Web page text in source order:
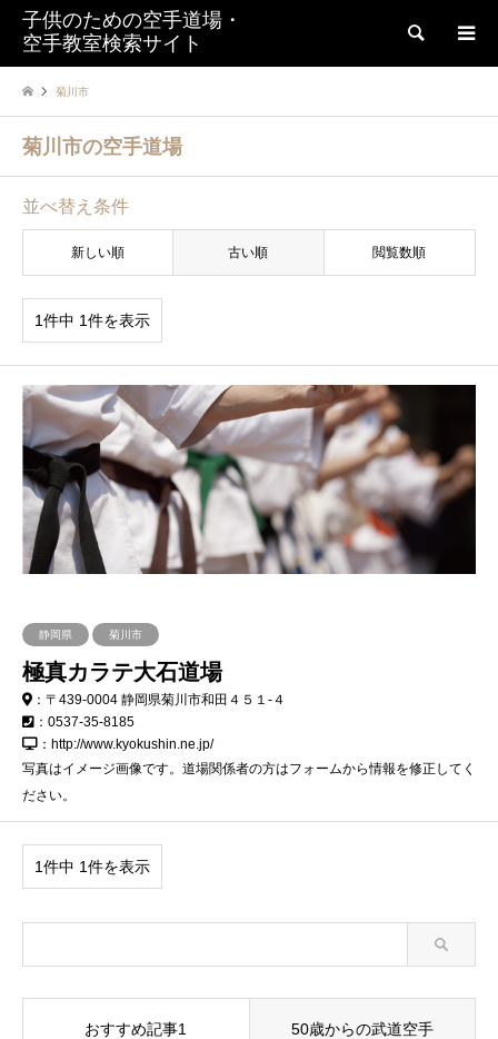
子供のための空手道場・
空手教室検索サイト
検索
菊川市
菊川市の空手道場
並べ替え条件
新しい順 古い順 閲覧数順
1件中 1件を表示
静岡県 菊川市
極真カラテ大石道場
：〒439-0004 静岡県菊川市和田４５１-４
：0537-35-8185
：http://www.kyokushin.ne.jp/
写真はイメージ画像です。道場関係者の方はフォームから情報を修正してく
ださい。
1件中 1件を表示
おすすめ記事1 50歳からの武道空手